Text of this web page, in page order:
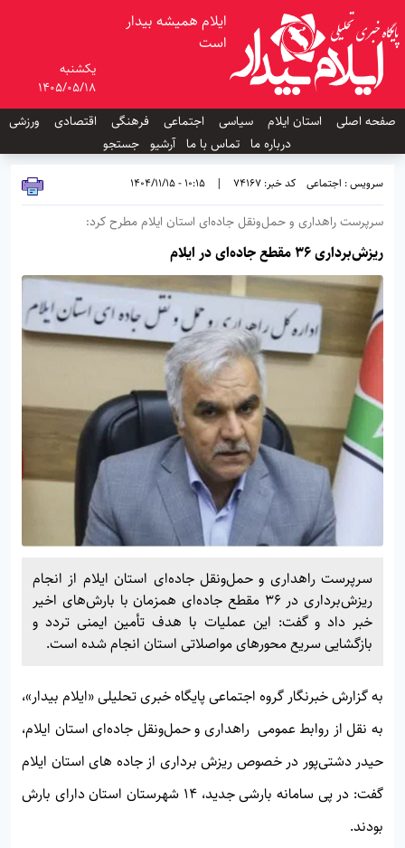
ایلام همیشه بیدار
است
یکشنبه
1405/05/18
صفحه اصلی
استان ایلام سیاسی اجتماعی فرهنگی اقتصادی
ورزشی
درباره ما تماس با ما آرشیو جستجو
سرویس : اجتماعی کد خبر: 74167 |
10:15 - 1404/11/15
سرپرست راهداری و حمل‌ونقل جاده‌ای استان ایلام مطرح کرد:
ریزش‌برداری ۳۶ مقطع جاده‌ای در ایلام
سرپرست راهداری و حمل‌ونقل جاده‌ای استان ایلام از انجام
ریزش‌برداری در ۳۶ مقطع جاده‌ای همزمان با بارش‌های اخیر
خبر داد و گفت: این عملیات با هدف تأمین ایمنی تردد و
بازگشایی سریع محورهای مواصلاتی استان انجام شده است.
به گزارش خبرنگار گروه اجتماعی پایگاه خبری تحلیلی «ایلام بیدار»،
به نقل از روابط عمومی راهداری و حمل‌ونقل جاده‌ای استان ایلام،
حیدر دشتی‌پور در خصوص ریزش برداری از جاده های استان ایلام
گفت: در پی سامانه بارشی جدید، ۱۴ شهرستان استان دارای بارش
بودند.